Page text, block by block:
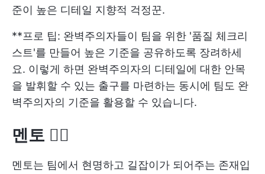
준이 높은 디테일 지향적 걱정꾼.
**프로 팁: 완벽주의자들이 팀을 위한 '품질 체크리
스트'를 만들어 높은 기준을 공유하도록 장려하세
요. 이렇게 하면 완벽주의자의 디테일에 대한 안목
을 발휘할 수 있는 출구를 마련하는 동시에 팀도 완
벽주의자의 기준을 활용할 수 있습니다.
멘토 🧙‍♂️
멘토는 팀에서 현명하고 길잡이가 되어주는 존재입